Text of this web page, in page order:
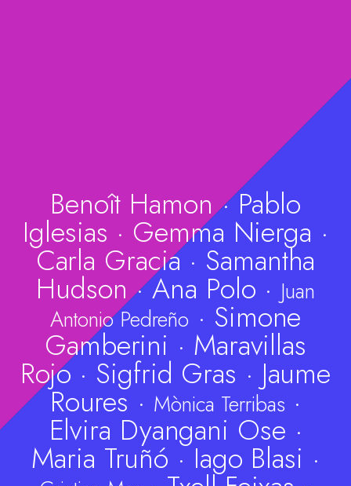
Benoît Hamon ·Pablo
Iglesias · Gemma Nierga ·
Carla Gracia · Samantha
Hudson ·Ana Polo · Juan
Antonio Pedreño · Simone
Gamberini · Maravillas
Rojo · Sigfrid Gras · Jaume
Roures · Mònica Terribas ·
Elvira Dyangani Ose ·
Maria Truñó ·Iago Blasi ·